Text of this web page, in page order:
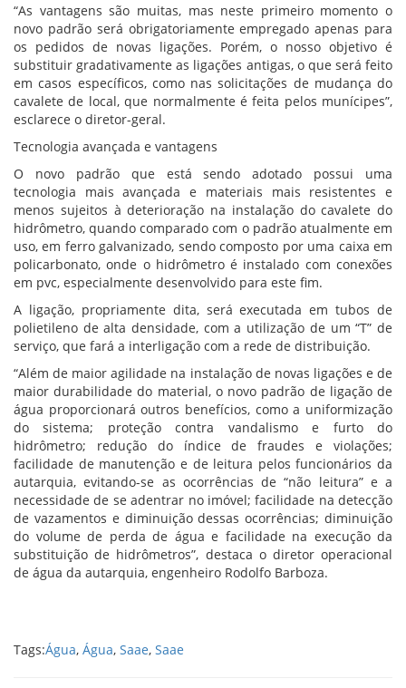
“As vantagens são muitas, mas neste primeiro momento o
novo padrão será obrigatoriamente empregado apenas para
os pedidos de novas ligações. Porém, o nosso objetivo é
substituir gradativamente as ligações antigas, o que será feito
em casos específicos, como nas solicitações de mudança do
cavalete de local, que normalmente é feita pelos munícipes”,
esclarece o diretor-geral.
Tecnologia avançada e vantagens
O novo padrão que está sendo adotado possui uma
tecnologia mais avançada e materiais mais resistentes e
menos sujeitos à deterioração na instalação do cavalete do
hidrômetro, quando comparado com o padrão atualmente em
uso, em ferro galvanizado, sendo composto por uma caixa em
policarbonato, onde o hidrômetro é instalado com conexões
em pvc, especialmente desenvolvido para este fim.
A ligação, propriamente dita, será executada em tubos de
polietileno de alta densidade, com a utilização de um “T” de
serviço, que fará a interligação com a rede de distribuição.
“Além de maior agilidade na instalação de novas ligações e de
maior durabilidade do material, o novo padrão de ligação de
água proporcionará outros benefícios, como a uniformização
do sistema; proteção contra vandalismo e furto do
hidrômetro; redução do índice de fraudes e violações;
facilidade de manutenção e de leitura pelos funcionários da
autarquia, evitando-se as ocorrências de “não leitura” e a
necessidade de se adentrar no imóvel; facilidade na detecção
de vazamentos e diminuição dessas ocorrências; diminuição
do volume de perda de água e facilidade na execução da
substituição de hidrômetros”, destaca o diretor operacional
de água da autarquia, engenheiro Rodolfo Barboza.
Tags:Água, Água, Saae, Saae